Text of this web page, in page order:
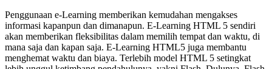
Penggunaan e-Learning memberikan kemudahan mengakses
informasi kapanpun dan dimanapun. E-Learning HTML 5 sendiri
akan memberikan fleksibilitas dalam memilih tempat dan waktu, di
mana saja dan kapan saja. E-Learning HTML5 juga membantu
menghemat waktu dan biaya. Terlebih model HTML 5 setingkat